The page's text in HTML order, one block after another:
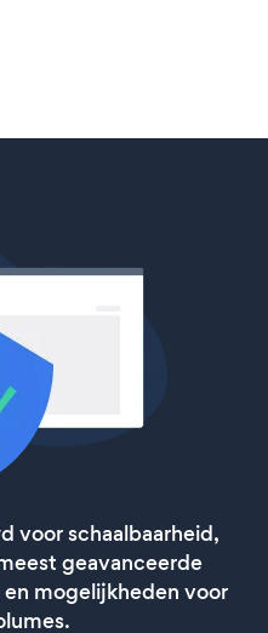
voor schaalbaarheid,
geavanceerde
mogelijkheden voor